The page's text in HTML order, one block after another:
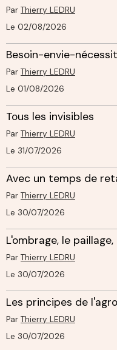
Par Thierry LEDRU
Le 02/08/2026
Besoin-envie-
Par Thierry LEDRU
Le 01/08/2026
Tous les invisibles
Par Thierry LEDRU
Le 31/07/2026
Avec un temps de
Par Thierry LEDRU
Le 30/07/2026
L'ombrage, le
Par Thierry LEDRU
Le 30/07/2026
Les principes de
Par Thierry LEDRU
Le 30/07/2026